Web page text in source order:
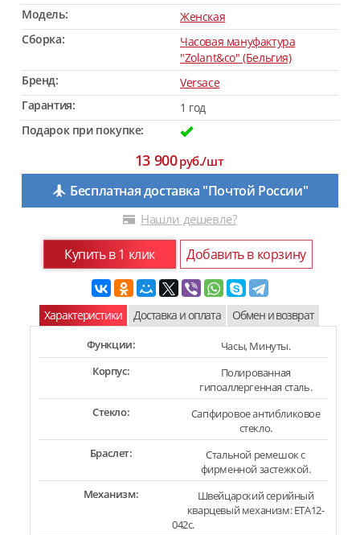
Модель:
Женская
Сборка:
Часовая мануфактура
"Zolant&co" (Бельгия)
Бренд:
Versace
Гарантия:
1 год
Подарок при покупке:
13 900руб./шт
Бесплатная доставка "Почтой России"
Нашли дешевле?
Купить в 1 клик Добавить в корзину
Характеристики Доставка и оплата Обмен и возврат
Функции:
Часы, Минуты.
Корпус:
Полированная
гипоаллергенная сталь.
Стекло:
Сапфировое антибликовое
стекло.
Браслет:
Стальной ремешок с
фирменной застежкой.
Механизм:
Швейцарский серийный
кварцевый механизм: ETA12-
042c.